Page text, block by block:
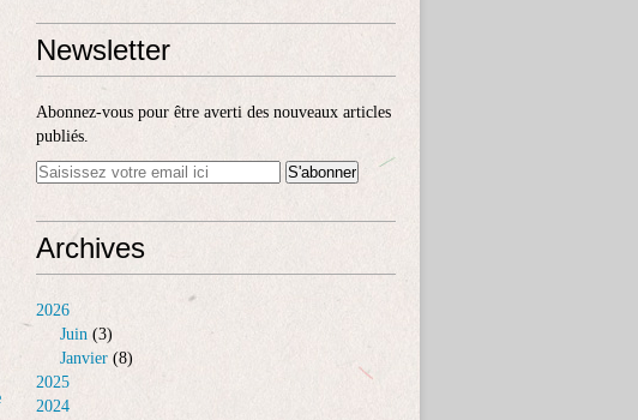
Newsletter
Abonnez-vous pour être averti des nouveaux articles
publiés.
Archives
2026
Juin (3)
Janvier (8)
2025
2024